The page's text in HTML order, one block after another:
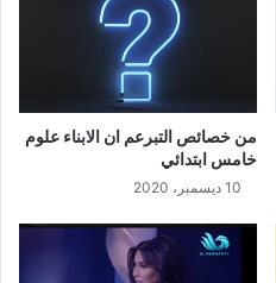
من خصائص التبرعم ان الابناء علوم
خامس ابتدائي
10 ديسمبر، 2020